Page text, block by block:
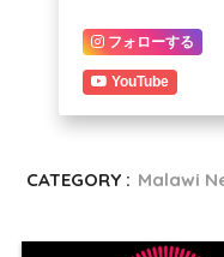
フォローする
YouTube
CATEGORY : Malawi